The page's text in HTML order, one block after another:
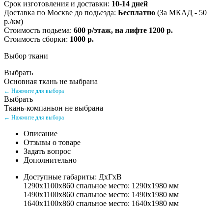
Срок изготовления и доставки: 10-14 дней
Доставка по Москве до подьезда: Бесплатно (За МКАД - 50
р./км)
Стоимость подьема: 600 р/этаж, на лифте 1200 р.
Стоимость сборки: 1000 р.
Выбор ткани
Выбрать
Основная ткань не выбрана
← Нажмите для выбора
Выбрать
Ткань-компаньон не выбрана
← Нажмите для выбора
Описание
Отзывы о товаре
Задать вопрос
Дополнительно
Доступные габариты: ДхГхВ
1290х1100х860 спальное место: 1290х1980 мм
1490х1100х860 спальное место: 1490х1980 мм
1640х1100х860 спальное место: 1640х1980 мм